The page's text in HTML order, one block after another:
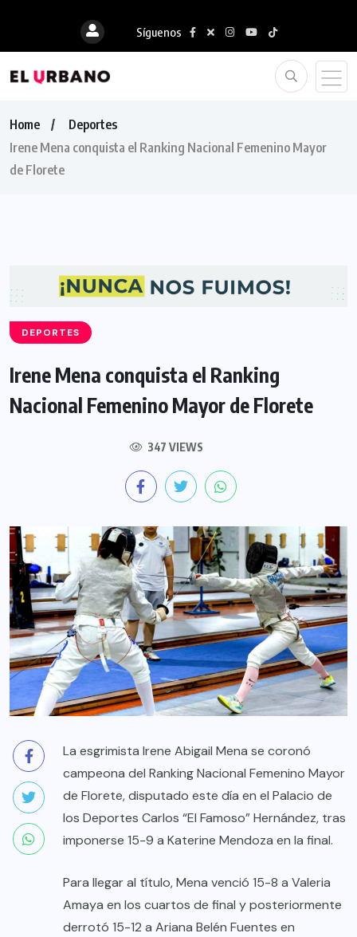
Síguenos
Home
Deportes
Irene Mena conquista el Ranking Nacional Femenino Mayor
de Florete
DEPORTES
Irene Mena conquista el Ranking
Nacional Femenino Mayor de Florete
347 VIEWS
La esgrimista Irene Abigail Mena se coronó
campeona del Ranking Nacional Femenino Mayor
de Florete, disputado este día en el Palacio de
los Deportes Carlos “El Famoso” Hernández, tras
imponerse 15-9 a Katerine Mendoza en la final.
Para llegar al título, Mena venció 15-8 a Valeria
Amaya en los cuartos de final y posteriormente
derrotó 15-12 a Ariana Belén Fuentes en